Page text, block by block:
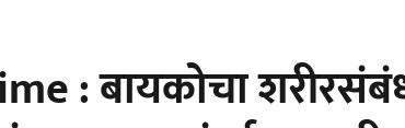
: बायकोचा